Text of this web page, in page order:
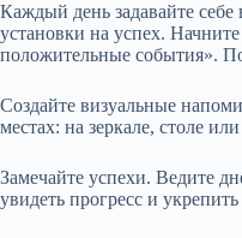
Каждый день задавайте
установки на успех.
положительные события».
Создайте визуальные
местах: на зеркале, столе
Замечайте успехи. Ведите
увидеть прогресс и